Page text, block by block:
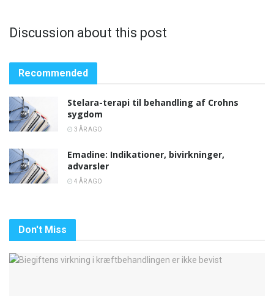
Discussion about this post
Recommended
Stelara-terapi til behandling af Crohns
sygdom
3 ÅR AGO
Emadine: Indikationer, bivirkninger,
advarsler
4 ÅR AGO
Don't Miss